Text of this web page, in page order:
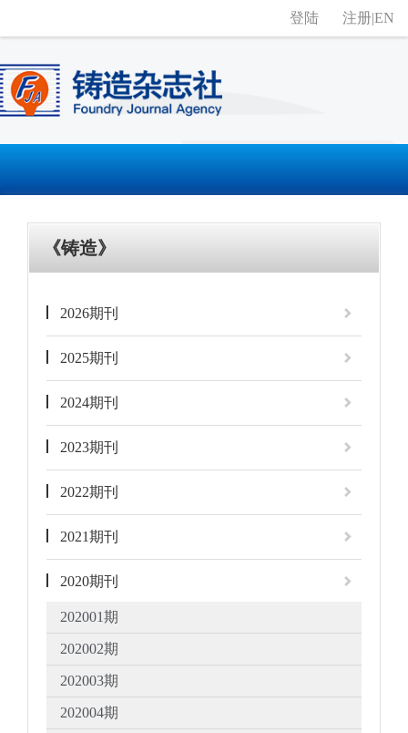
登陆 注册|EN
《铸造》
2026期刊
2025期刊
2024期刊
2023期刊
2022期刊
2021期刊
2020期刊
202001期
202002期
202003期
202004期